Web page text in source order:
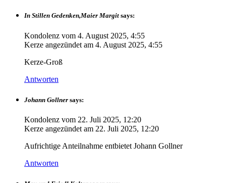
In Stillen Gedenken,Maier Margit says:
Kondolenz vom 4. August 2025, 4:55
Kerze angezündet am 4. August 2025, 4:55
Kerze-Groß
Antworten
Johann Gollner says:
Kondolenz vom 22. Juli 2025, 12:20
Kerze angezündet am 22. Juli 2025, 12:20
Aufrichtige Anteilnahme entbietet Johann Gollner
Antworten